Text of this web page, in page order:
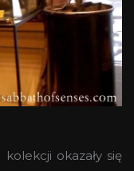
okazały się